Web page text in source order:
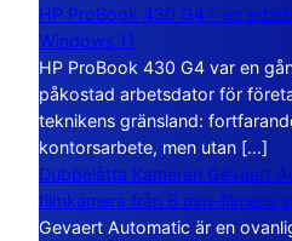
HP ProBook 430 G4 – en
Windows 11
HP ProBook 430 G4 var en
påkostad arbetsdator för
teknikens gränsland:
kontorsarbete, men utan […]
Dubbelåtta Kameran Gevaert
filmkamera från 8 mm-filmens
Gevaert Automatic är en